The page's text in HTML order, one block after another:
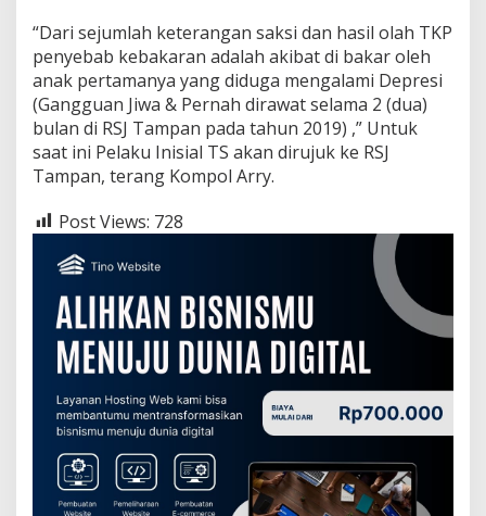
“Dari sejumlah keterangan saksi dan hasil olah TKP
penyebab kebakaran adalah akibat di bakar oleh
anak pertamanya yang diduga mengalami Depresi
(Gangguan Jiwa & Pernah dirawat selama 2 (dua)
bulan di RSJ Tampan pada tahun 2019) ,” Untuk
saat ini Pelaku Inisial TS akan dirujuk ke RSJ
Tampan, terang Kompol Arry.
Post Views: 728